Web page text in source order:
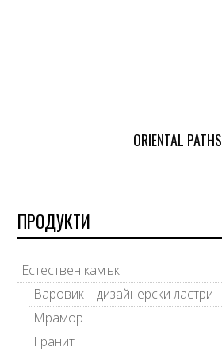
ORIENTAL PATHS
ПРОДУКТИ
Естествен камък
Варовик – дизайнерски ластри
Мрамор
Гранит